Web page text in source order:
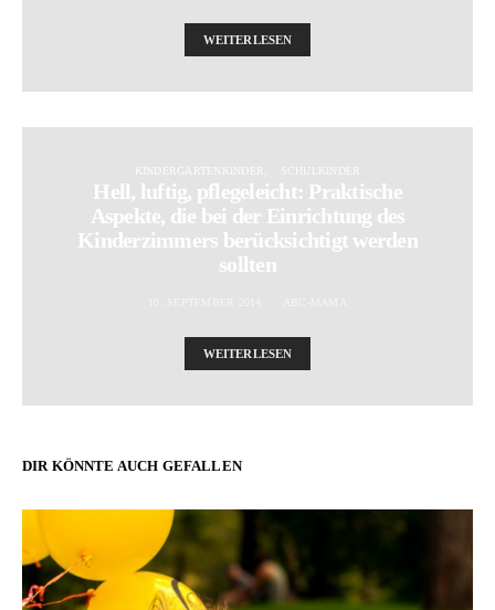
WEITERLESEN
KINDERGARTENKINDER SCHULKINDER
Hell, luftig, pflegeleicht: Praktische
Aspekte, die bei der Einrichtung des
Kinderzimmers berücksichtigt werden
sollten
WEITERLESEN
DIR KÖNNTE AUCH GEFALLEN